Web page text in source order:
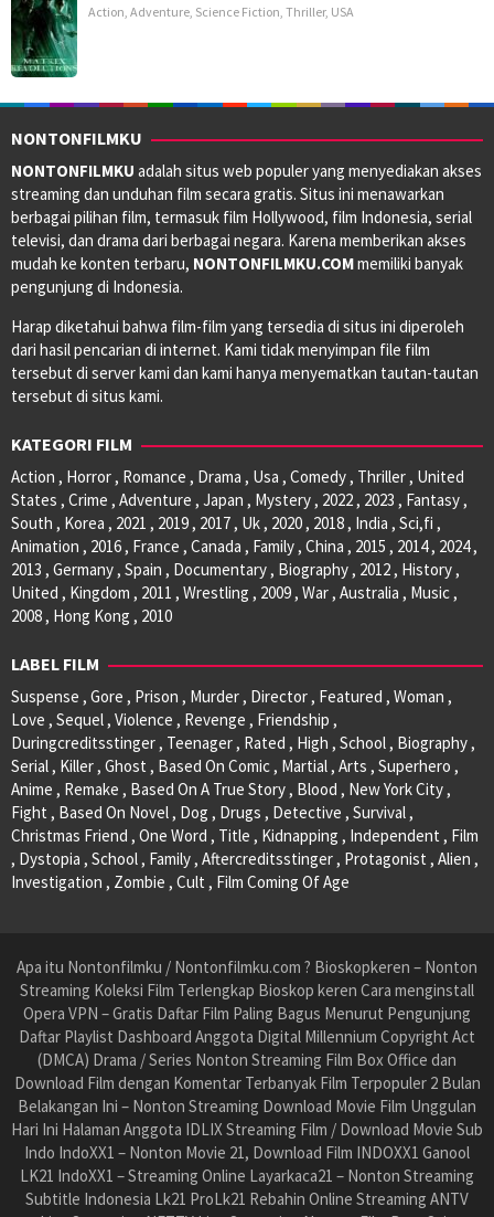
Action, Adventure, Science Fiction, Thriller, USA
NONTONFILMKU
NONTONFILMKU adalah situs web populer yang menyediakan akses
streaming dan unduhan film secara gratis. Situs ini menawarkan
berbagai pilihan film, termasuk film Hollywood, film Indonesia, serial
televisi, dan drama dari berbagai negara. Karena memberikan akses
mudah ke konten terbaru, NONTONFILMKU.COMmemiliki banyak
pengunjung di Indonesia.
Harap diketahui bahwa film-film yang tersedia di situs ini diperoleh
dari hasil pencarian di internet. Kami tidak menyimpan file film
tersebut di server kami dan kami hanya menyematkan tautan-tautan
tersebut di situs kami.
KATEGORI FILM
Action , Horror , Romance , Drama , Usa , Comedy , Thriller , United
States , Crime , Adventure , Japan , Mystery , 2022 , 2023 , Fantasy ,
South , Korea , 2021 , 2019 , 2017 , Uk , 2020 , 2018 , India , Sci,fi ,
Animation , 2016 , France , Canada , Family , China , 2015 , 2014 , 2024 ,
2013 , Germany , Spain , Documentary , Biography , 2012 , History ,
United , Kingdom , 2011 , Wrestling , 2009 , War , Australia , Music ,
2008 , Hong Kong , 2010
LABEL FILM
Suspense , Gore , Prison , Murder , Director , Featured , Woman ,
Love , Sequel , Violence , Revenge , Friendship ,
Duringcreditsstinger , Teenager , Rated , High , School , Biography ,
Serial , Killer , Ghost , Based On Comic , Martial , Arts , Superhero ,
Anime , Remake , Based On A True Story , Blood , New York City ,
Fight , Based On Novel , Dog , Drugs , Detective , Survival ,
Christmas Friend , One Word , Title , Kidnapping , Independent , Film
, Dystopia , School , Family , Aftercreditsstinger , Protagonist , Alien ,
Investigation , Zombie , Cult , Film Coming Of Age
Apa itu Nontonfilmku / Nontonfilmku.com ? Bioskopkeren – Nonton
Streaming Koleksi Film Terlengkap Bioskop keren Cara menginstall
Opera VPN – Gratis Daftar Film Paling Bagus Menurut Pengunjung
Daftar Playlist Dashboard Anggota Digital Millennium Copyright Act
(DMCA) Drama / Series Nonton Streaming Film Box Office dan
Download Film dengan Komentar Terbanyak Film Terpopuler 2 Bulan
Belakangan Ini – Nonton Streaming Download Movie Film Unggulan
Hari Ini Halaman Anggota IDLIX Streaming Film / Download Movie Sub
Indo IndoXX1 – Nonton Movie 21, Download Film INDOXX1 Ganool
LK21 IndoXX1 – Streaming Online Layarkaca21 – Nonton Streaming
Subtitle Indonesia Lk21 ProLk21 Rebahin Online Streaming ANTV